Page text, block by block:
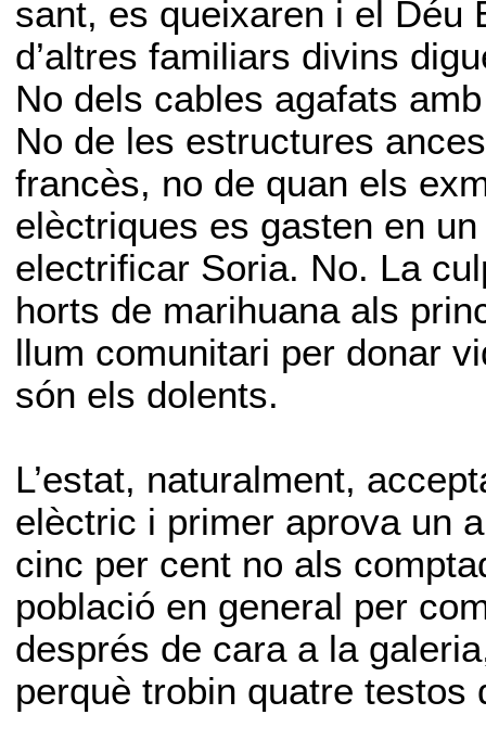
sant, es queixaren i el Déu
d’altres familiars divins
No dels cables agafats
No de les estructures
francès, no de quan els
elèctriques es gasten en
electrificar Soria. No. La
horts de marihuana als
llum comunitari per donar
són els dolents.
L’estat, naturalment,
elèctric i primer aprova un
cinc per cent no als
població en general per
després de cara a la
perquè trobin quatre testos